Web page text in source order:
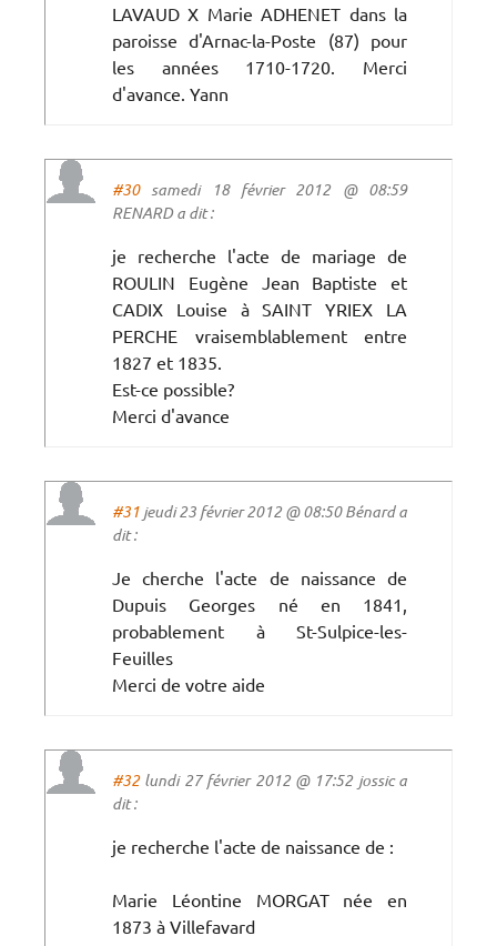
LAVAUD X Marie ADHENET dans la
paroisse d'Arnac-la-Poste (87) pour
les années 1710-1720. Merci
d'avance. Yann
#30samedi 18 février 2012 @ 08:59
RENARD a dit :
je recherche l'acte de mariage de
ROULIN Eugène Jean Baptiste et
CADIX Louise à SAINT YRIEX LA
PERCHE vraisemblablement entre
1827 et 1835.
Est-ce possible?
Merci d'avance
#31 jeudi 23 février 2012 @ 08:50 Bénard a
dit :
Je cherche l'acte de naissance de
Dupuis Georges né en 1841,
probablement à St-Sulpice-les-
Feuilles
Merci de votre aide
#32lundi 27 février 2012 @ 17:52 jossic a
dit :
je recherche l'acte de naissance de :
Marie Léontine MORGAT née en
1873 à Villefavard